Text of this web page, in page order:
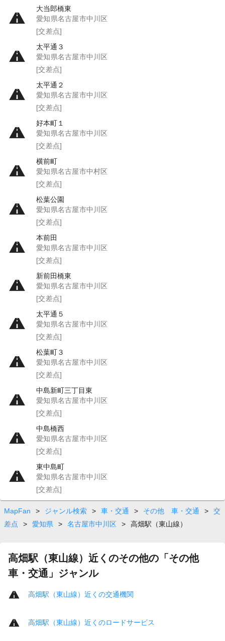
大当郎橋東
愛知県名古屋市中川区
[交差点]
太平通３
愛知県名古屋市中川区
[交差点]
太平通２
愛知県名古屋市中川区
[交差点]
好本町１
愛知県名古屋市中川区
[交差点]
横前町
愛知県名古屋市中村区
[交差点]
松葉公園
愛知県名古屋市中川区
[交差点]
本前田
愛知県名古屋市中川区
[交差点]
新前田橋東
愛知県名古屋市中川区
[交差点]
太平通５
愛知県名古屋市中川区
[交差点]
松葉町３
愛知県名古屋市中川区
[交差点]
中島新町三丁目東
愛知県名古屋市中川区
[交差点]
中島橋西
愛知県名古屋市中川区
[交差点]
東中島町
愛知県名古屋市中川区
[交差点]
MapFan > ジャンル検索 > 車・交通 > その他 車・交通 >
交
差点
> 愛知県 > 名古屋市中川区 > 高畑駅（東山線）
高畑駅（東山線）近くのその他の「その他
車・交通」ジャンル
高畑駅（東山線）近くの交通機関
高畑駅（東山線）近くのロードサービス